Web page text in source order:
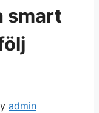
smart
admin